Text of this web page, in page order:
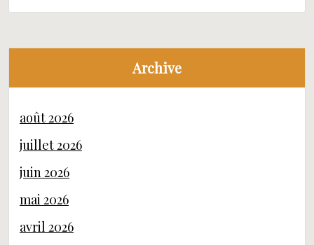
Archive
août 2026
juillet 2026
juin 2026
mai 2026
avril 2026